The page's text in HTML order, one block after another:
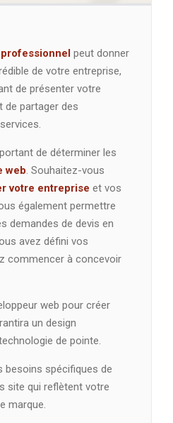
peut donner
de votre entreprise,
de présenter votre
de partager des
de déterminer les
web. Souhaitez-vous
votre entreprise et vos
également permettre
demandes de devis en
avez défini vos
commencer à concevoir
web pour créer
un design
de pointe.
besoins spécifiques de
site qui reflètent votre
marque.